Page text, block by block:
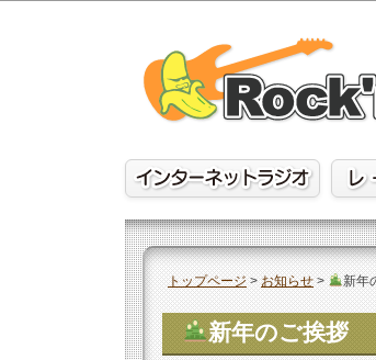
content
トップページ>お知らせ> 新年
新年のご挨拶